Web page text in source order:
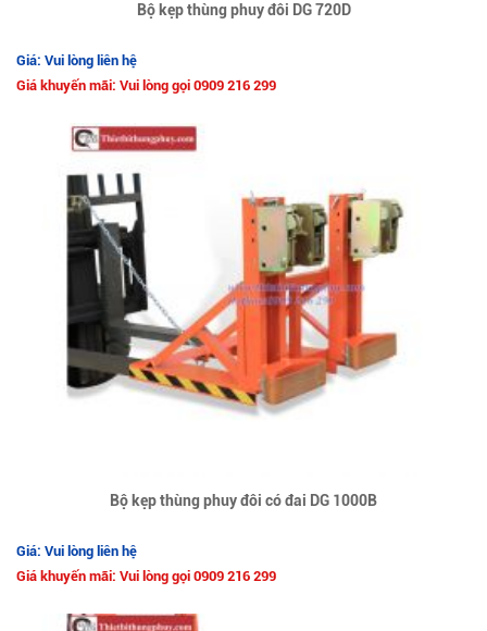
Bộ kẹp thùng phuy đôi DG 720D
Giá: Vui lòng liên hệ
Giá khuyến mãi: Vui lòng gọi 0909 216 299
Bộ kẹp thùng phuy đôi có đai DG 1000B
Giá: Vui lòng liên hệ
Giá khuyến mãi: Vui lòng gọi 0909 216 299